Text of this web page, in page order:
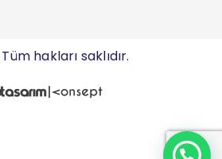
hakları saklıdır.